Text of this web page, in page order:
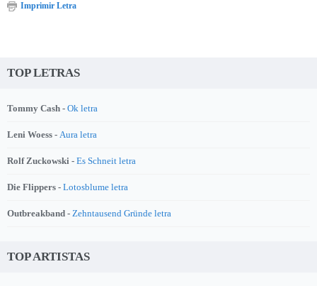
Imprimir Letra
TOP LETRAS
Tommy Cash - Ok letra
Leni Woess - Aura letra
Rolf Zuckowski - Es Schneit letra
Die Flippers - Lotosblume letra
Outbreakband - Zehntausend Gründe letra
TOP ARTISTAS